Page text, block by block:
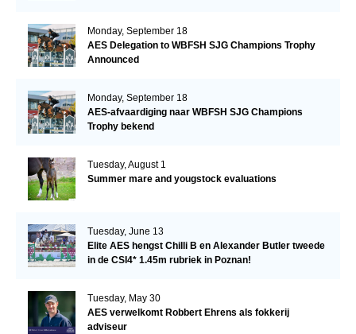
Monday, September 18
AES Delegation to WBFSH SJG Champions Trophy
Announced
Monday, September 18
AES-afvaardiging naar WBFSH SJG Champions
Trophy bekend
Tuesday, August 1
Summer mare and yougstock evaluations
Tuesday, June 13
Elite AES hengst Chilli B en Alexander Butler tweede
in de CSI4* 1.45m rubriek in Poznan!
Tuesday, May 30
AES verwelkomt Robbert Ehrens als fokkerij
adviseur